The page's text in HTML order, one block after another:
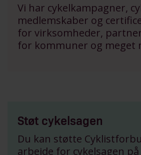
Vi har cykelkampagner,
medlemskaber og
for virksomheder,
for kommuner og meget
Støt cykelsagen
Du kan støtte
arbejde for cykelsagen